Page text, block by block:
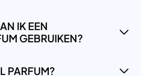
IK EEN
GEBRUIKEN?
PARFUM?